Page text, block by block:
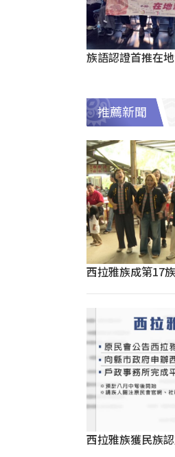
族語認證首推在
推薦新聞
西拉雅族成第17
西拉雅族獲民族